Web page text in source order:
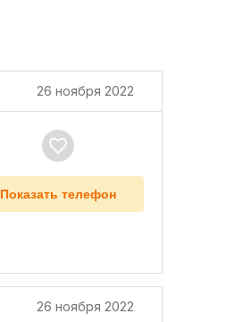
26 ноября 2022
Показать телефон
26 ноября 2022